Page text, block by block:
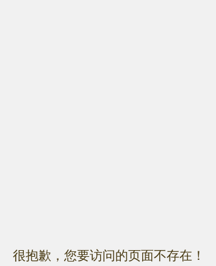
很抱歉，您要访问的页面不存在！